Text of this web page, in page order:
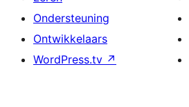
Ondersteuning
Ontwikkelaars
WordPress.tv ↗